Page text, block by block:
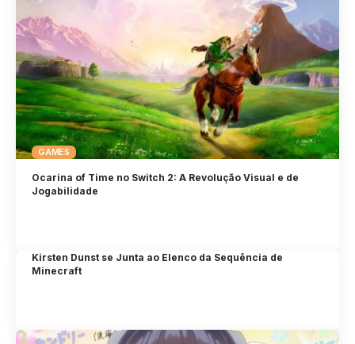
GAMES
Ocarina of Time no Switch 2: A Revolução Visual e de
Jogabilidade
Kirsten Dunst se Junta ao Elenco da Sequência de
Minecraft